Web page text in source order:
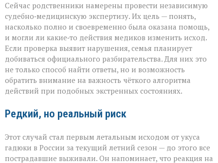
Сейчас родственники намерены провести независимую
судебно‑медицинскую экспертизу. Их цель — понять,
насколько полно и своевременно была оказана помощь,
и могли ли какие‑то действия медиков изменить исход.
Если проверка выявит нарушения, семья планирует
добиваться официального разбирательства. Для них это
не только способ найти ответы, но и возможность
обратить внимание на важность чёткого алгоритма
действий при подобных экстренных состояниях.
Редкий, но реальный риск
Этот случай стал первым летальным исходом от укуса
гадюки в России за текущий летний сезон — до этого все
пострадавшие выживали. Он напоминает, что реакция на